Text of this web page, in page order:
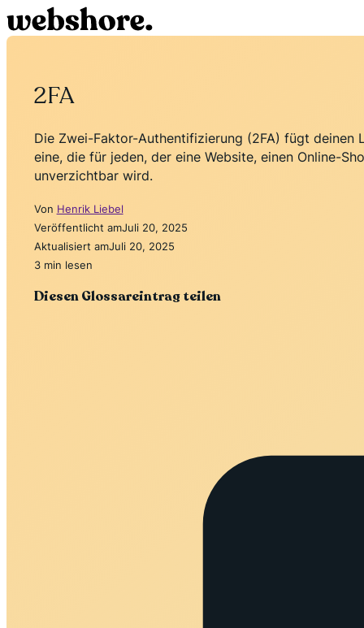
2FA
Die Zwei-Faktor-Authentifizierung (2FA) fügt deinen
eine, die für jeden, der eine Website, einen Online-
unverzichtbar wird.
Von Henrik Liebel
Veröffentlicht amJuli 20, 2025
Aktualisiert amJuli 20, 2025
3 min lesen
Diesen Glossareintrag teilen